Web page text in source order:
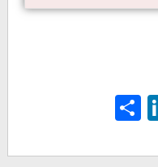
LinkedIn
Share